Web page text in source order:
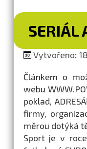
SERIÁL
Vytvořeno:
Článkem o
webu
poklad,
firmy,
měrou dotýká
Sport je v